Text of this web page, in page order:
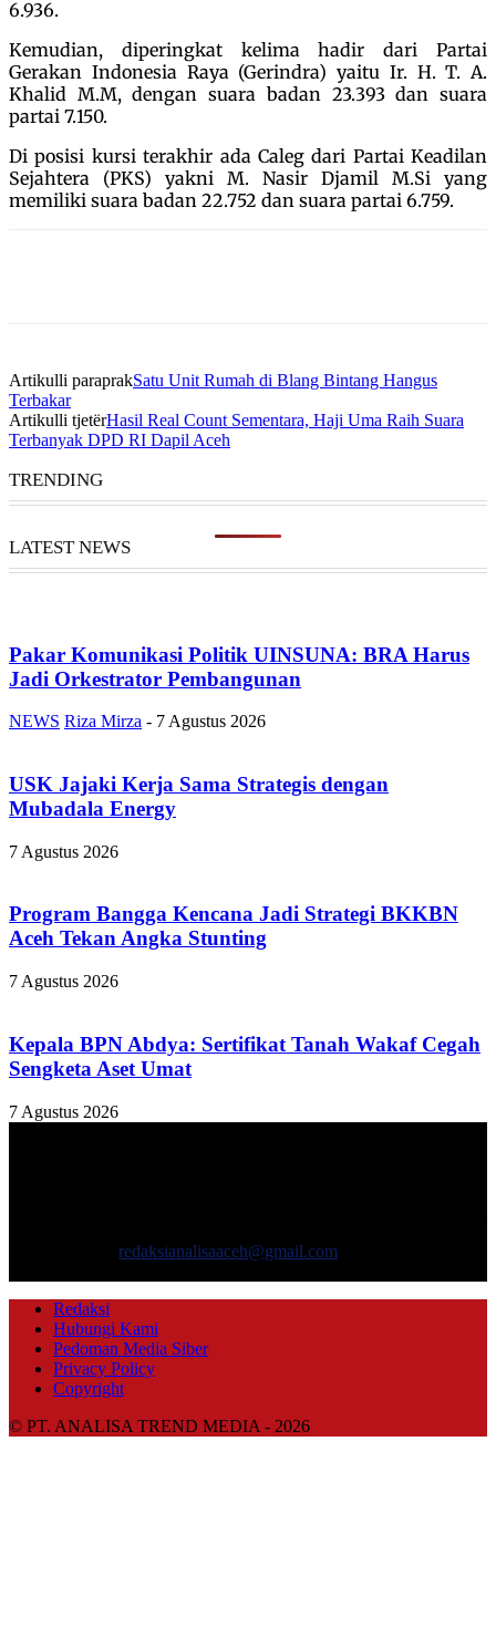
6.936.
Kemudian, diperingkat kelima hadir dari Partai
Gerakan Indonesia Raya (Gerindra) yaitu Ir. H. T. A.
Khalid M.M, dengan suara badan 23.393 dan suara
partai 7.150.
Di posisi kursi terakhir ada Caleg dari Partai Keadilan
Sejahtera (PKS) yakni M. Nasir Djamil M.Si yang
memiliki suara badan 22.752 dan suara partai 6.759.
Artikulli paraprakSatu Unit Rumah di Blang Bintang Hangus
Terbakar
Artikulli tjetërHasil Real Count Sementara, Haji Uma Raih Suara
Terbanyak DPD RI Dapil Aceh
TRENDING
LATEST NEWS
Pakar Komunikasi Politik UINSUNA: BRA Harus
Jadi Orkestrator Pembangunan
NEWS Riza Mirza - 7 Agustus 2026
USK Jajaki Kerja Sama Strategis dengan
Mubadala Energy
7 Agustus 2026
Program Bangga Kencana Jadi Strategi BKKBN
Aceh Tekan Angka Stunting
7 Agustus 2026
Kepala BPN Abdya: Sertifikat Tanah Wakaf Cegah
Sengketa Aset Umat
7 Agustus 2026
redaksianalisaaceh@gmail.com
Redaksi
Hubungi Kami
Pedoman Media Siber
Privacy Policy
Copyright
© PT. ANALISA TREND MEDIA - 2026